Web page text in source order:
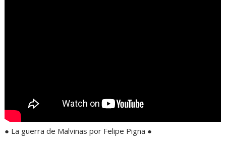
● La guerra de Malvinas por Felipe Pigna ●